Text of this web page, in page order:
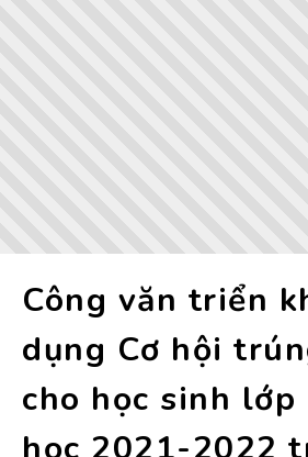
Công văn triển
dụng Cơ hội
cho học sinh lớp